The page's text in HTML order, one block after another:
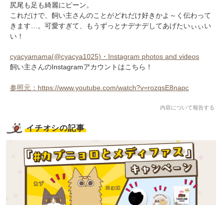
尻尾も足も綺麗にピーン。
これだけで、飼い主さんのことがどれだけ好きかよ～く伝わって
きます…。可愛すぎて、もうずっとナデナデしてあげたいぃぃい
い！
cyacyamama(@cyacya1025)・Instagram photos and videos
飼い主さんのInstagramアカウントはこちら！
参照元：https://www.youtube.com/watch?v=rozqsE8napc
内容について報告する
イチオシの記事
pecodogs
いぬ部をフォロー
pecocats
ねこ部をフォロー
アプリで開く